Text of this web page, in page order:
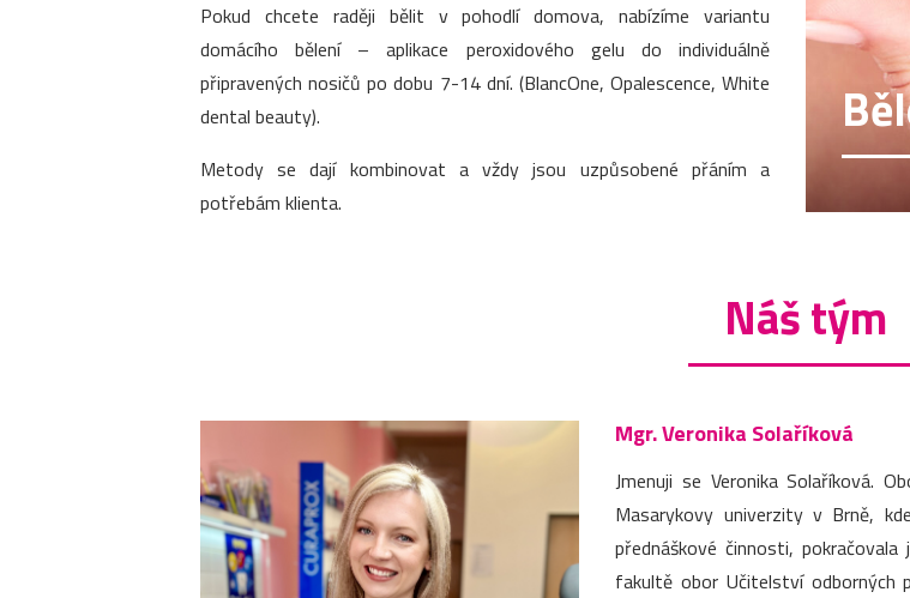
Pokud chcete raději bělit v pohodlí domova, nabízíme variantu
domácího bělení – aplikace peroxidového gelu do individuálně
připravených nosičů po dobu 7-14 dní. (BlancOne, Opalescence, White
dental beauty).
Metody se dají kombinovat a vždy jsou uzpůsobené přáním a
potřebám klienta.
Náš tým
Mgr. Veronika Solaříková
Jmenuji se Veronika Solaříková.
Masarykovy univerzity v Brně,
přednáškové činnosti,
fakultě obor Učitelství